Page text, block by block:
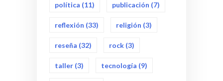
política (11) publicación (7)
reflexión (33) religión (3)
reseña (32) rock (3)
taller (3) tecnología (9)